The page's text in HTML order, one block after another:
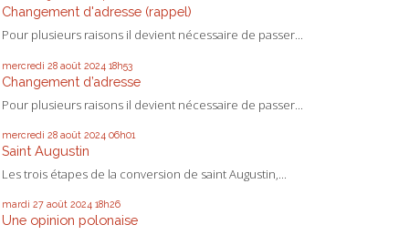
Changement d'adresse (rappel)
Pour plusieurs raisons il devient nécessaire de passer...
mercredi 28 août 2024 18h53
Changement d’adresse
Pour plusieurs raisons il devient nécessaire de passer...
mercredi 28 août 2024 06h01
Saint Augustin
Les trois étapes de la conversion de saint Augustin,...
mardi 27 août 2024 18h26
Une opinion polonaise